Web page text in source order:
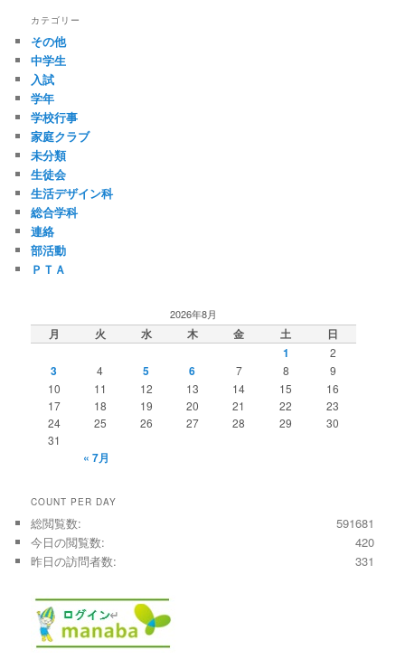
カテゴリー
その他
中学生
入試
学年
学校行事
家庭クラブ
未分類
生徒会
生活デザイン科
総合学科
連絡
部活動
ＰＴＡ
2026年8月
月 火 水 木 金 土
日
1
2
3 4 5 6 7 8
9
10
11 12 13 14 15
16
17
18 19 20 21 22
23
24
25 26 27 28 29
30
31
« 7月
COUNT PER DAY
591681
総閲覧数:
420
今日の閲覧数:
331
昨日の訪問者数: